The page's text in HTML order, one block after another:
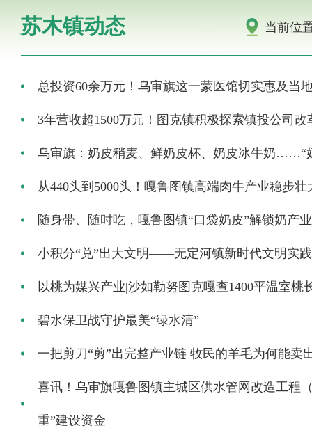
苏木镇动态 当前位
总投资60余万元！乌审旗这一蒙医馆切实惠及当
3年营收超1500万元！图克镇积极探索镇投公司改
乌审旗：奶皮稍麦、鲜奶皮杯、奶皮冰牛奶……“
从440头到5000头！嘎鲁图镇高端肉牛产业稳步壮
随身带、随时吃，嘎鲁图镇“口袋奶皮”解锁奶产
小积分“兑”出大文明——无定河镇新时代文明实
以桃为媒兴产业|沙如勒努图克嘎查1400平温室桃
碧水保卫战守护最美“绿水清”
一把剪刀“剪”出完整产业链 牧民的羊毛为何能卖
喜讯！乌审旗嘎鲁图镇主城区供水管网改造工程
重”建设资金